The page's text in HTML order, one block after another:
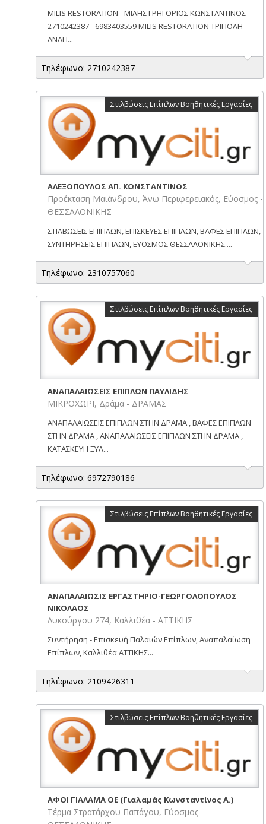
MILIS RESTORATION - ΜΙΛΗΣ ΓΡΗΓΟΡΙΟΣ ΚΩΝΣΤΑΝΤΙΝΟΣ -
2710242387 - 6983403559 MILIS RESTORATION ΤΡΙΠΟΛΗ -
ΑΝΑΠ...
Τηλέφωνο: 2710242387
Στιλβώσεις Επίπλων Βοηθητικές Εργασίες
ΑΛΕΞΟΠΟΥΛΟΣ ΑΠ. ΚΩΝΣΤΑΝΤΙΝΟΣ
Προέκταση Μαιάνδρου, Άνω Περιφερειακός, Εύοσμος -
ΘΕΣΣΑΛΟΝΙΚΗΣ
ΣΤΙΛΒΩΣΕΙΣ ΕΠΙΠΛΩΝ, ΕΠΙΣΚΕΥΕΣ ΕΠΙΠΛΩΝ, ΒΑΦΕΣ ΕΠΙΠΛΩΝ,
ΣΥΝΤΗΡΗΣΕΙΣ ΕΠΙΠΛΩΝ, ΕΥΟΣΜΟΣ ΘΕΣΣΑΛΟΝΙΚΗΣ....
Τηλέφωνο: 2310757060
Στιλβώσεις Επίπλων Βοηθητικές Εργασίες
ΑΝΑΠΑΛΑΙΩΣΕΙΣ ΕΠΙΠΛΩΝ ΠΑΥΛΙΔΗΣ
ΜΙΚΡΟΧΩΡΙ, Δράμα - ΔΡΑΜΑΣ
ΑΝΑΠΑΛΑΙΩΣΕΙΣ ΕΠΙΠΛΩΝ ΣΤΗΝ ΔΡΑΜΑ , ΒΑΦΕΣ ΕΠΙΠΛΩΝ
ΣΤΗΝ ΔΡΑΜΑ , ΑΝΑΠΑΛΑΙΩΣΕΙΣ ΕΠΙΠΛΩΝ ΣΤΗΝ ΔΡΑΜΑ ,
ΚΑΤΑΣΚΕΥΗ ΞΥΛ...
Τηλέφωνο: 6972790186
Στιλβώσεις Επίπλων Βοηθητικές Εργασίες
ΑΝΑΠΑΛΑΙΩΣΙΣ ΕΡΓΑΣΤΗΡΙΟ-ΓΕΩΡΓΟΛΟΠΟΥΛΟΣ
ΝΙΚΟΛΑΟΣ
Λυκούργου 274, Καλλιθέα - ΑΤΤΙΚΗΣ
Συντήρηση - Επισκευή Παλαιών Επίπλων, Αναπαλαίωση
Επίπλων, Καλλιθέα ΑΤΤΙΚΗΣ...
Τηλέφωνο: 2109426311
Στιλβώσεις Επίπλων Βοηθητικές Εργασίες
ΑΦΟΙ ΓΙΑΛΑΜΑ ΟΕ (Γιαλαμάς Κωνσταντίνος Α.)
Τέρμα Στρατάρχου Παπάγου, Εύοσμος -